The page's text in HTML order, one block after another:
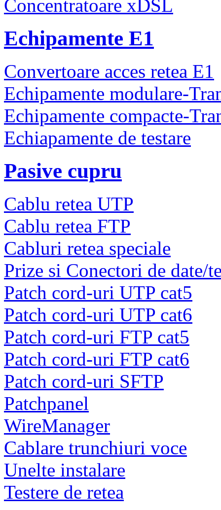
Concentratoare xDSL
Echipamente E1
Convertoare acces retea E1
Echipamente modulare-
Echipamente compacte-
Echiapamente de testare
Pasive cupru
Cablu retea UTP
Cablu retea FTP
Cabluri retea speciale
Prize si Conectori de date/
Patch cord-uri UTP cat5
Patch cord-uri UTP cat6
Patch cord-uri FTP cat5
Patch cord-uri FTP cat6
Patch cord-uri SFTP
Patchpanel
WireManager
Cablare trunchiuri voce
Unelte instalare
Testere de retea